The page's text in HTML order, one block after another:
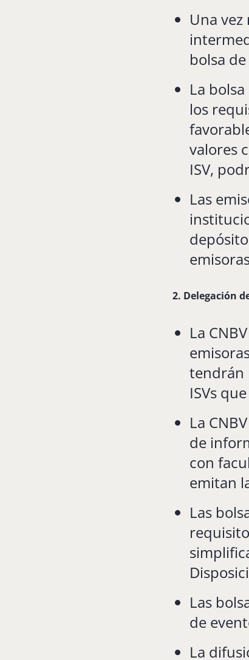
Una
bolsa
La
los
valores
ISV,
Las
2. Delegación
La
tendrán
ISVs
La
de
con
emitan
Las
Las
de
La